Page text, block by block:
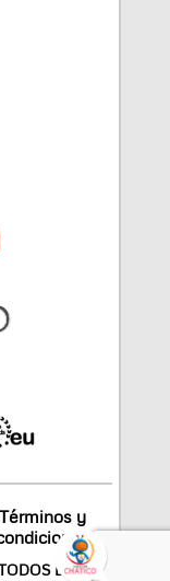
Términos y
LOS